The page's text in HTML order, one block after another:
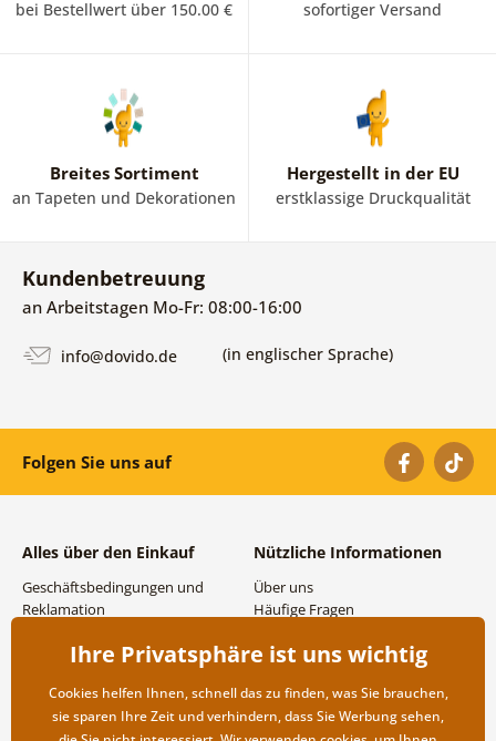
Beispiel
Orchideen oder Lilien, mit
abstrakten
bei Bestellwert über 150.00 € sofortiger Versand
Breites Sortiment
an Tapeten und Dekorationen
Hergestellt in der EU
erstklassige Druckqualität
Kundenbetreuung
an Arbeitstagen Mo-Fr: 08:00-16:00
info@dovido.de (in englischer Sprache)
Folgen Sie uns auf
Alles über den Einkauf
Geschäftsbedingungen und
Reklamation
Versand- und
Rücksendung der Ware
Nützliche Informationen
Über uns
Häufige Fragen
Großhandel und
Ihre Privatsphäre ist uns wichtig
Cookies helfen Ihnen, schnell das zu finden, was Sie brauchen,
sie sparen Ihre Zeit und verhindern, dass Sie Werbung sehen,